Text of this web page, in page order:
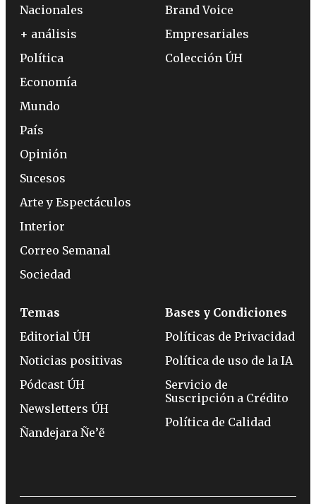
Nacionales
+ análisis
Política
Economía
Mundo
País
Opinión
Sucesos
Arte y Espectáculos
Interior
Correo Semanal
Sociedad
Brand Voice
Empresariales
Colección ÚH
Temas
Editorial ÚH
Noticias positivas
Pódcast ÚH
Newsletters ÚH
Ñandejara Ñe’ẽ
Bases y Condiciones
Políticas de Privacidad
Política de uso de la IA
Servicio de
Suscripción a Crédito
Política de Calidad